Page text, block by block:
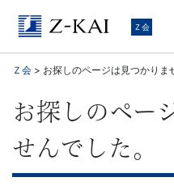
Ｚ
会
【公
式
サ
Ｚ会
Ｚ会 > お探しのページは見つかりま
お探しのペー
せんでした。